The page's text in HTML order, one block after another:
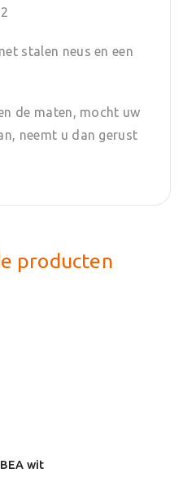
stalen neus en een
de maten, mocht uw
neemt u dan gerust
producten
wit